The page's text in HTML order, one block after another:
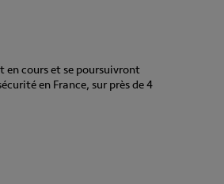
cours et se poursuivront
en France, sur près de 4